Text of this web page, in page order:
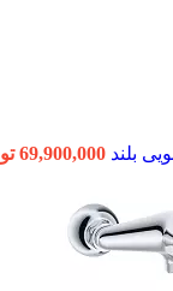
بلند 69,900,000